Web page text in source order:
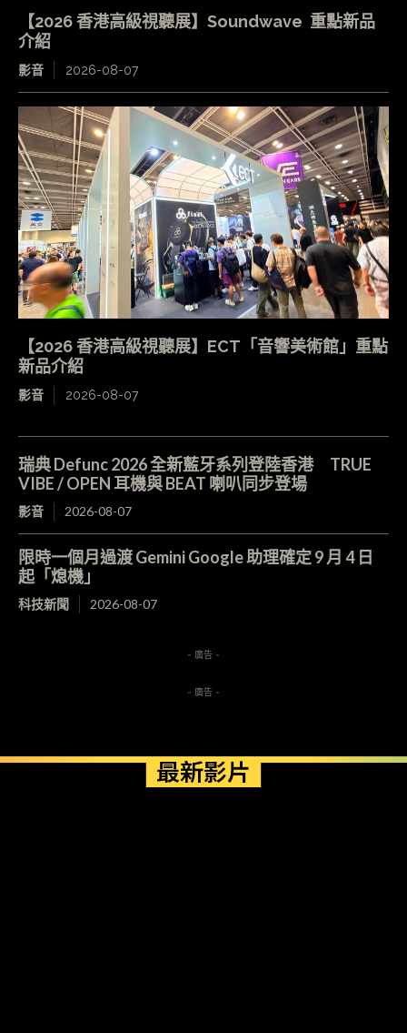
【2026 香港高級視聽展】Soundwave 重點新品
介紹
影音 2026-08-07
【2026 香港高級視聽展】ECT「音響美術館」重點
新品介紹
影音 2026-08-07
瑞典 Defunc 2026 全新藍牙系列登陸香港 TRUE
VIBE / OPEN 耳機與 BEAT 喇叭同步登場
影音 2026-08-07
限時一個月過渡 Gemini Google 助理確定 9 月 4 日
起「熄機」
科技新聞 2026-08-07
- 廣告 -
- 廣告 -
最新影片